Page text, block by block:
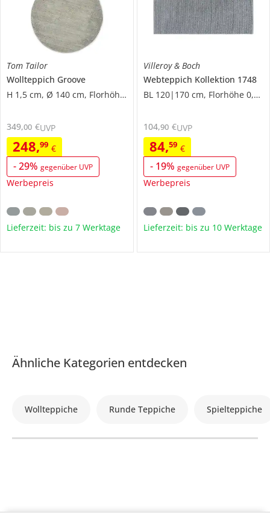
Tom Tailor
Wollteppich Groove
H 1,5 cm, Ø 140 cm, Florhöhe 0,9 cm
248,99 €
-29% gegenüber UVP
Werbepreis
349,00 €UVP
Lieferzeit: bis zu 7 Werktage
Villeroy & Boch
Webteppich Kollektion 1748
BL 120|170 cm, Florhöhe 0,7 cm
84,59 €
- 19% gegenüber UVP
Werbepreis
104,90 €UVP
Lieferzeit: bis zu 10 Werktage
Ähnliche Kategorien entdecken
Wollteppiche Runde Teppiche Spielteppiche